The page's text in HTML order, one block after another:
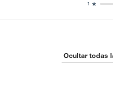
1
Ocultar todas